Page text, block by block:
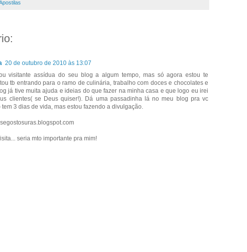
20 de outubro de 2010 às 13:07
visitante assídua do seu blog a algum tempo, mas só agora estou te
tb entrando para o ramo de culinária, trabalho com doces e chocolates e
já tive muita ajuda e ideias do que fazer na minha casa e que logo eu irei
clientes( se Deus quiser!). Dá uma passadinha lá no meu blog pra vc
tem 3 dias de vida, mas estou fazendo a divulgação.
seria mto importante pra mim!